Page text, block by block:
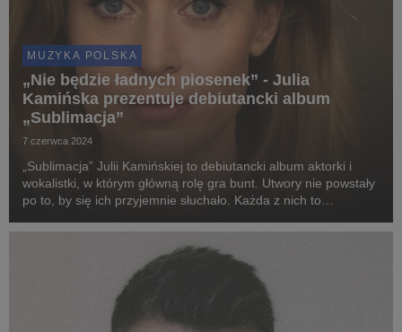
MUZYKA POLSKA
„Nie będzie ładnych piosenek” - Julia
Kamińska prezentuje debiutancki album
„Sublimacja”
7 czerwca 2024
„Sublimacja” Julii Kamińskiej to debiutancki album aktorki i
wokalistki, w którym główną rolę gra bunt. Utwory nie powstały
po to, by się ich przyjemnie słuchało. Każda z nich to
współuzależnieniu,o gaslightingu, bu...